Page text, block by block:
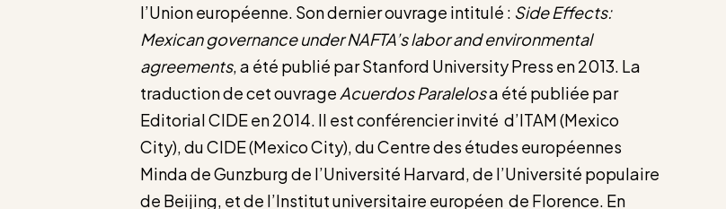
l’Union européenne. Son dernier ouvrage intitulé : Side Effects:
Mexican governance under NAFTA’s labor and environmental
agreements, a été publié par Stanford University Press en 2013. La
traduction de cet ouvrage Acuerdos Paralelosa été publiée par
Editorial CIDE en 2014. Il est conférencier invité d’ITAM (Mexico
City), du CIDE (Mexico City), du Centre des études européennes
Minda de Gunzburg de l’Université Harvard, de l’Université populaire
de Beijing, et de l’Institut universitaire européen de Florence. En